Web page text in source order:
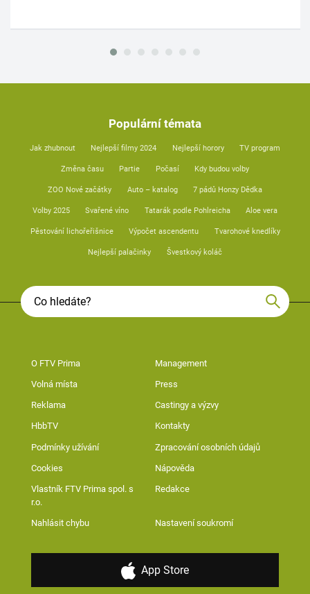
Populární témata
Jak zhubnout Nejlepší filmy 2024 Nejlepší horory TV program
Změna času Partie Počasí Kdy budou volby
ZOO Nové začátky Auto – katalog 7 pádů Honzy Dědka
Volby 2025 Svařené víno Tatarák podle Pohlreicha Aloe vera
Pěstování lichořeřišnice Výpočet ascendentu Tvarohové knedlíky
Nejlepší palačinky Švestkový koláč
O FTV Prima Management
Volná místa Press
Reklama Castingy a výzvy
HbbTV Kontakty
Podmínky užívání Zpracování osobních údajů
Cookies Nápověda
Vlastník FTV Prima spol. s
r.o.
Redakce
Nahlásit chybu Nastavení soukromí
App Store